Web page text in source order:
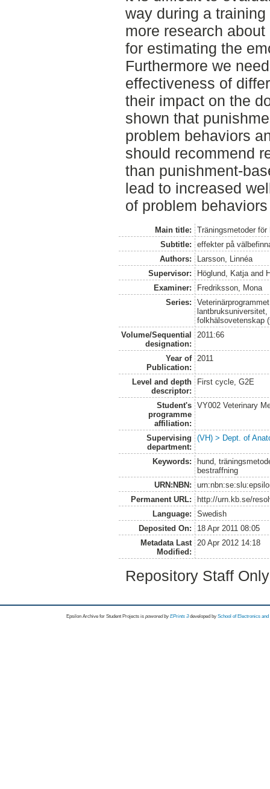
way during a
more research
for estimating the
Furthermore we
effectiveness of
their impact on the
shown that
problem behaviors
should recommend
than punishment-
lead to increased
of problem
Main title:
Träningsmetoder för
Subtitle:
effekter på
Authors:
Larsson, Linnéa
Supervisor:
Höglund, Katja and
Examiner:
Fredriksson, Mona
Series:
folkhälsovetenskap
Volume/Sequential
designation:
2011:66
Year of
Publication:
2011
Level and depth
descriptor:
First cycle, G2E
Student's
programme
affiliation:
VY002 Veterinary
Supervising
department:
(VH) > Dept. of
Keywords:
hund,
bestraffning
URN:NBN:
Permanent URL:
http://urn.kb.se/
Language:
Swedish
Deposited On:
18 Apr 2011 08:05
Metadata Last
Modified:
20 Apr 2012 14:18
Repository Staff
Epsilon Archive for Student Projects is powored byEPrints 3 developed by School of Electronics